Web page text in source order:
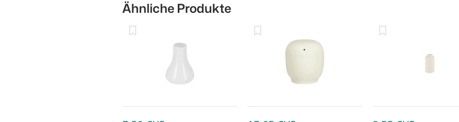
Ähnliche Produkte